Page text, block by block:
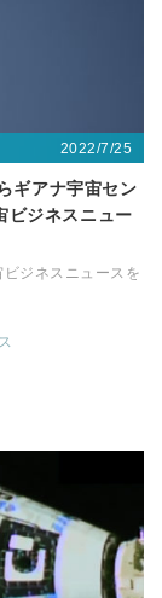
2022/7/25
ギアナ宇宙セン
ビジネスニュー
ジネスニュースを